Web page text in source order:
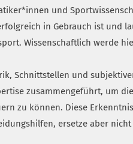
und
in Gebrauch ist und
Wissenschaftlich werde
Schnittstellen und
zusammengeführt, um
zu können. Diese
ersetze aber